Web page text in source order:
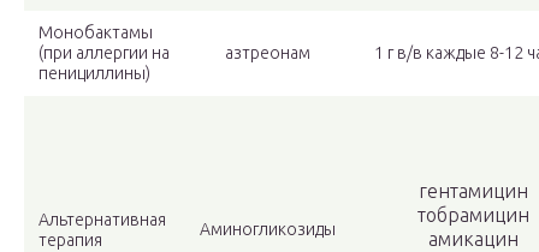
Монобактамы
(при аллергии на
пенициллины)
азтреонам 1 г в/в каждые 8-12
Альтернативная
терапия
Аминогликозиды
гентамицин
тобрамицин
амикацин